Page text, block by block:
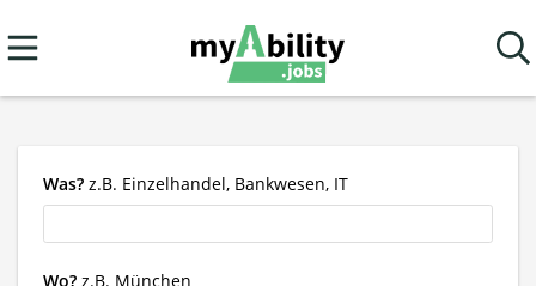
Was? z.B. Einzelhandel, Bankwesen, IT
Wo? z.B. München